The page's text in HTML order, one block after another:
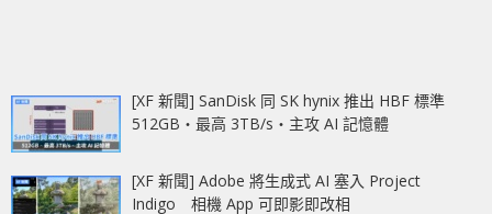
[XF 新聞] SanDisk 同 SK hynix 推出 HBF 標準
512GB‧最高 3TB/s‧主攻 AI 記憶體
[XF 新聞] Adobe 將生成式 AI 塞入 Project
Indigo 相機 App 可即影即改相